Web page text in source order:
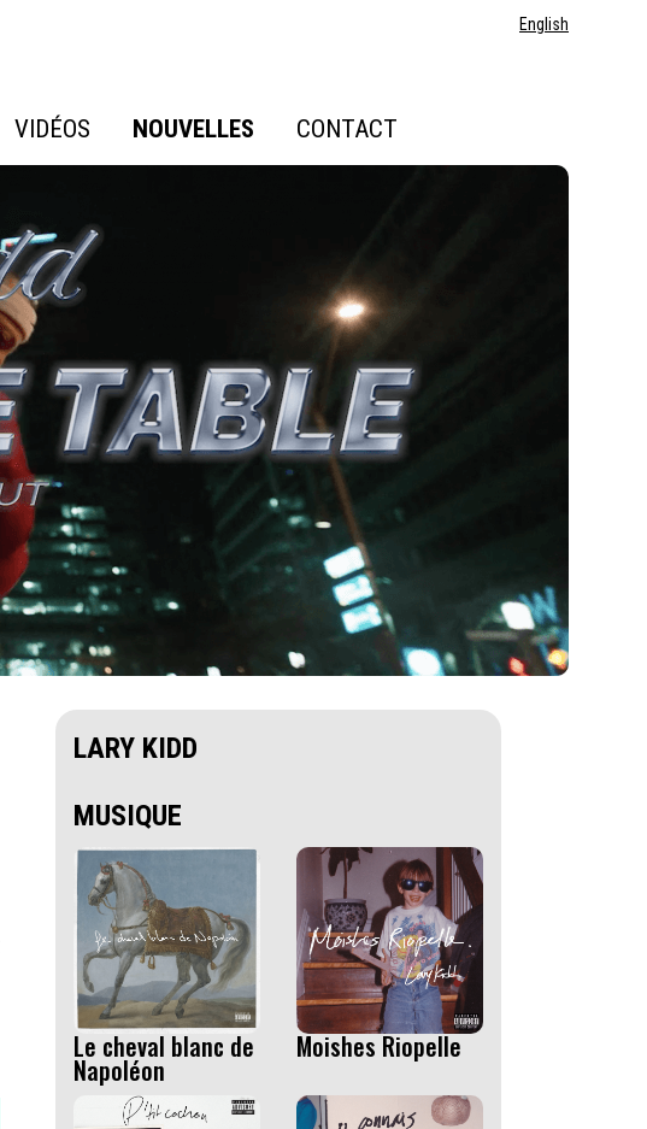
VIDÉOS NOUVELLES CONTACT
English
LARY KIDD
MUSIQUE
Le cheval blanc de
Napoléon
Moishes Riopelle